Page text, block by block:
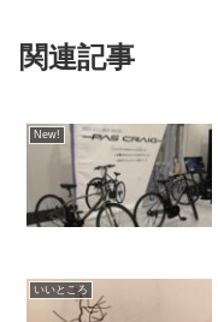
関連記事
New!
いいところ